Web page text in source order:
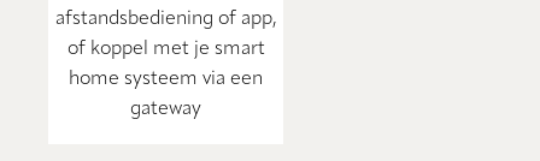
afstandsbediening of app,
of koppel met je smart
home systeem via een
gateway